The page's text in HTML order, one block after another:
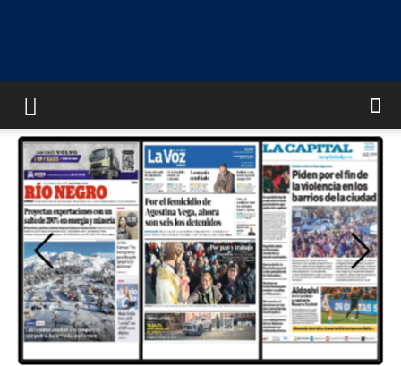
UNIVERSO
MULTIMEDIA